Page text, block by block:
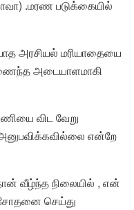
.மரண படுக்கையில்
அரசியல் மரியாதையை
அடையாளமாகி
விட வேறு
என்றே
வீழ்ந்த நிலையில் , என்
செய்து